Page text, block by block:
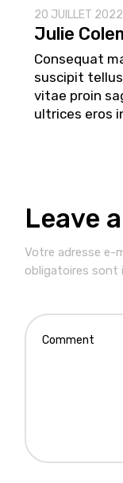
Julie
20 JUILLET 2022
Consequat
suscipit
vitae proin
ultrices eros
Leave
Votre adresse e-
obligatoires sont